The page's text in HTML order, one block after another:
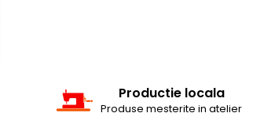
Productie locala
Produse mesterite in atelier